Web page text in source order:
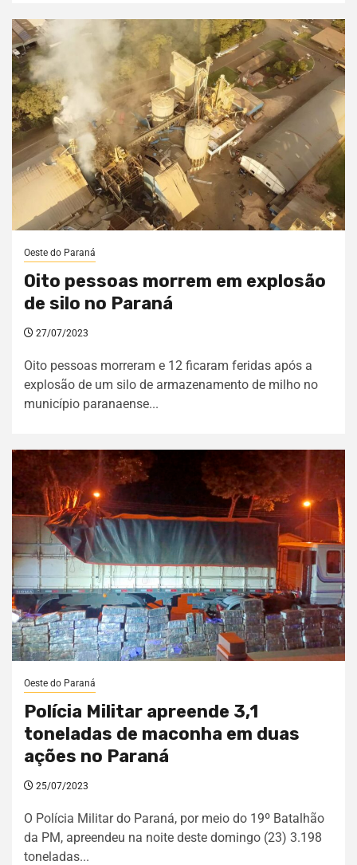
Oeste do Paraná
Oito pessoas morrem em explosão
de silo no Paraná
27/07/2023
Oito pessoas morreram e 12 ficaram feridas após a
explosão de um silo de armazenamento de milho no
município paranaense...
Oeste do Paraná
Polícia Militar apreende 3,1
toneladas de maconha em duas
ações no Paraná
25/07/2023
O Polícia Militar do Paraná, por meio do 19º Batalhão
da PM, apreendeu na noite deste domingo (23) 3.198
toneladas...